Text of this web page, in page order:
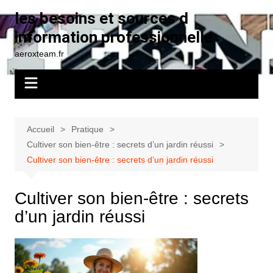
au
contenu
les besoins et sources d
information professionnelle
aeroxteam.fr
Accueil
Pratique
Cultiver son bien-être : secrets d’un jardin réussi
Cultiver son bien-être : secrets d’un jardin réussi
Cultiver son bien-être : secrets
d’un jardin réussi